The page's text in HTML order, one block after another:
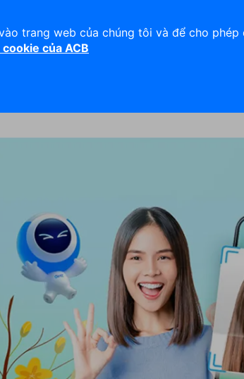
trang web của chúng tôi và để cho
của ACB